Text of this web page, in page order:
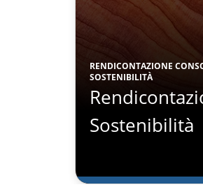
RENDICONTAZIONE
SOSTENIBILITÀ
Sostenibilità